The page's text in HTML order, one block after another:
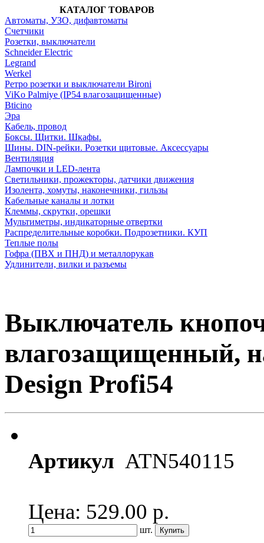
КАТАЛОГ ТОВАРОВ
Автоматы, УЗО, дифавтоматы
Счетчики
Розетки, выключатели
Schneider Electric
Legrand
Werkel
Ретро розетки и выключатели Bironi
ViKo Palmiye (IP54 влагозащищенные)
Bticino
Эра
Кабель, провод
Боксы. Щитки. Шкафы.
Шины. DIN-рейки. Розетки щитовые. Аксессуары
Вентиляция
Лампочки и LED-лента
Светильники, прожекторы, датчики движения
Изолента, хомуты, наконечники, гильзы
Кабельные каналы и лотки
Клеммы, скрутки, орешки
Мультиметры, индикаторные отвертки
Распределительные коробки. Подрозетники. КУП
Теплые полы
Гофра (ПВХ и ПНД) и металлорукав
Удлинители, вилки и разъемы
Выключатель
влагозащищенный,
Design Profi54
Артикул ATN540115
Цена: 529.00 р.
шт.